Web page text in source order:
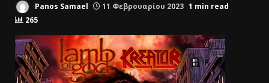
Panos Samael 11 Φεβρουαρίου 2023 1 min read
265